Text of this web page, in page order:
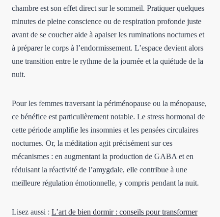
chambre est son effet direct sur le sommeil. Pratiquer quelques
minutes de pleine conscience ou de respiration profonde juste
avant de se coucher aide à apaiser les ruminations nocturnes et
à préparer le corps à l’endormissement. L’espace devient alors
une transition entre le rythme de la journée et la quiétude de la
nuit.
Pour les femmes traversant la périménopause ou la ménopause,
ce bénéfice est particulièrement notable. Le stress hormonal de
cette période amplifie les insomnies et les pensées circulaires
nocturnes. Or, la méditation agit précisément sur ces
mécanismes : en augmentant la production de GABA et en
réduisant la réactivité de l’amygdale, elle contribue à une
meilleure régulation émotionnelle, y compris pendant la nuit.
Lisez aussi : L’art de bien dormir : conseils pour transformer